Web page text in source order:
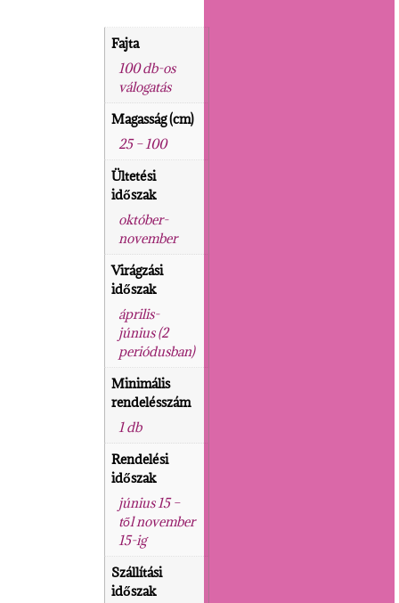
Fajta
100 db-os
válogatás
Magasság (cm)
25 – 100
Ültetési
időszak
október-
november
Virágzási
időszak
április-
június (2
periódusban)
Minimális
rendelésszám
1 db
Rendelési
időszak
június 15 –
től november
15-ig
Szállítási
időszak